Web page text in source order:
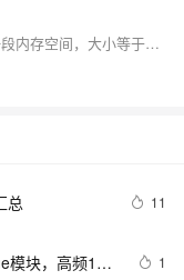
共用体（Union）在内存中为所有成员分配同一段内存空间，大小等于最大成员所需的空间。这意味着所有成员共享同一块内存，但同一时间只能存储其中一个成员的数据，无法同时保存多个成员的值。
总 11
模块，高频17
1